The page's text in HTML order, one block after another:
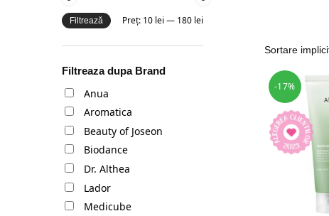
-17%
Filtrează Preț: 10 lei — 180 lei
Filtreaza dupa Brand
Anua
Aromatica
Beauty of Joseon
Biodance
Dr. Althea
Lador
Medicube